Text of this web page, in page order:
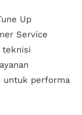
Up
Service
teknisi
untuk performa